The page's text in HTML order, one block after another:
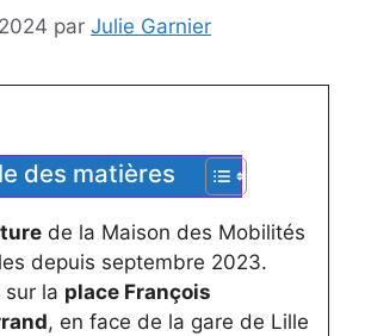
par Julie Garnier
des matières
de la Maison des Mobilités
depuis septembre 2023.
sur la place François
, en face de la gare de Lille